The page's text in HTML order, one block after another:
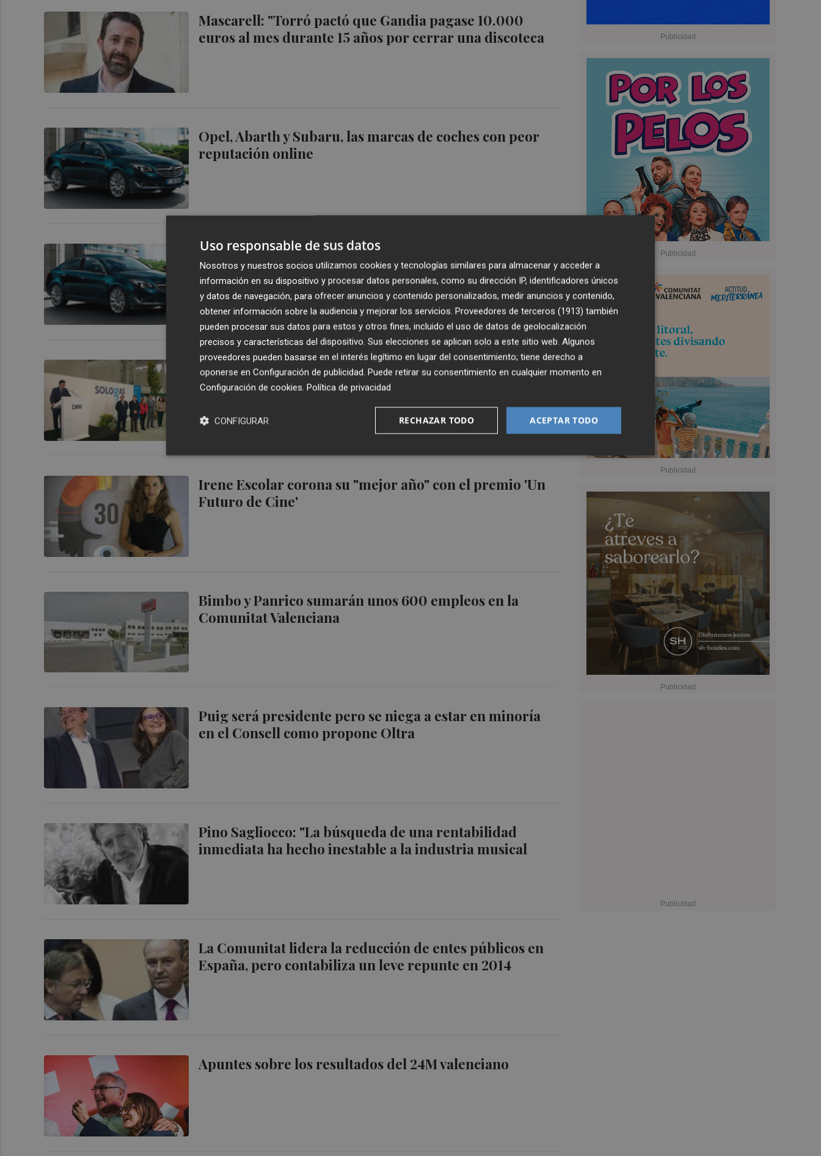
Mascarell: "Torró pactó que Gandia pagase 10.000
euros al mes durante 15 años por cerrar una discoteca
Opel, Abarth y Subaru, las marcas de coches con peor
reputación online
Opel, Abarth y Subaru, las marcas de coches con peor
reputación online
La valenciana DAM opta a un contrato de 180 millones
en Italia
Irene Escolar corona su "mejor año" con el premio 'Un
Futuro de Cine'
Bimbo y Panrico sumarán unos 600 empleos en la
Comunitat Valenciana
Puig será presidente pero se niega a estar en minoría
en el Consell como propone Oltra
Pino Sagliocco: "La búsqueda de una rentabilidad
inmediata ha hecho inestable a la industria musical
La Comunitat lidera la reducción de entes públicos en
España, pero contabiliza un leve repunte en 2014
Apuntes sobre los resultados del 24M valenciano
Uso responsable de sus datos
Nosotros y nuestros socios utilizamos cookies y tecnologías similares para almacenar y acceder a
información en su dispositivo y procesar datos personales, como su dirección IP, identificadores únicos
y datos de navegación, para ofrecer anuncios y contenido personalizados, medir anuncios y contenido,
obtener información sobre la audiencia y mejorar los servicios. Proveedores de terceros (1913) también
pueden procesar sus datos para estos y otros fines, incluido el uso de datos de geolocalización
precisos y características del dispositivo. Sus elecciones se aplican solo a este sitio web. Algunos
proveedores pueden basarse en el interés legítimo en lugar del consentimiento; tiene derecho a
oponerse en Configuración de publicidad. Puede retirar su consentimiento en cualquier momento en
Configuración de cookies. Política de privacidad
ACEPTAR TODO
RECHAZAR TODO
CONFIGURAR